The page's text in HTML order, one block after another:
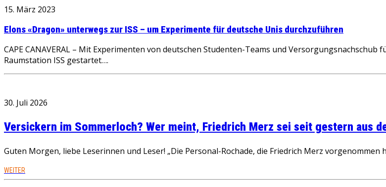
15. März 2023
Elons «Dragon» unterwegs zur ISS – um Experimente für deutsche Unis durchzuführen
CAPE CANAVERAL – Mit Experimenten von deutschen Studenten-Teams und
Raumstation ISS gestartet….
30. Juli 2026
Versickern im Sommerloch? Wer meint, Friedrich Merz sei seit gestern aus
Guten Morgen, liebe Leserinnen und Leser! „Die Personal-Rochade, die Friedrich Merz
WEITER